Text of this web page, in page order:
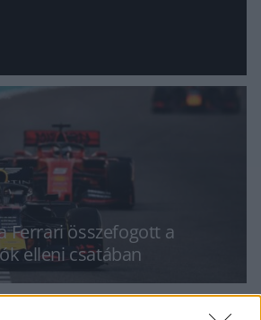
Ferrari összefogott a
elleni csatában